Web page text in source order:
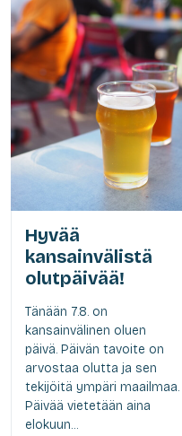
Hyvää
kansainvälistä
olutpäivää!
Tänään 7.8. on
kansainvälinen oluen
päivä. Päivän tavoite on
arvostaa olutta ja sen
tekijöitä ympäri maailmaa.
Päivää vietetään aina
elokuun...